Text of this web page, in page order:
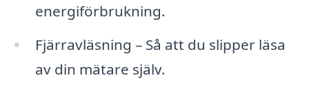
energiförbrukning.
Fjärravläsning – Så att du slipper läsa
av din mätare själv.